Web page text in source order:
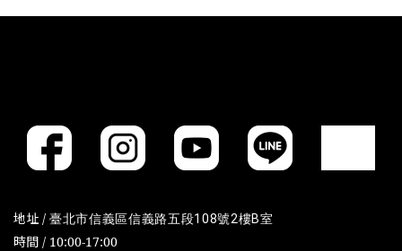
地址 / 臺北市信義區信義路五段108號2樓B室
時間 / 10:00-17:00